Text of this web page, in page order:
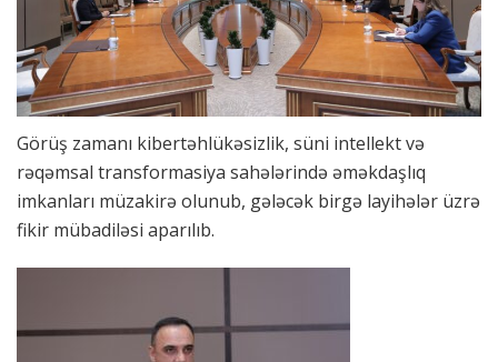
Görüş zamanı kibertəhlükəsizlik, süni intellekt və
rəqəmsal transformasiya sahələrində əməkdaşlıq
imkanları müzakirə olunub, gələcək birgə layihələr üzrə
fikir mübadiləsi aparılıb.